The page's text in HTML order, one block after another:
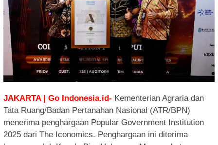
JAKARTA | Go Indonesia.id- Kementerian Agraria dan
Tata Ruang/Badan Pertanahan Nasional (ATR/BPN)
menerima penghargaan Popular Government Institution
2025 dari The Iconomics. Penghargaan ini diterima